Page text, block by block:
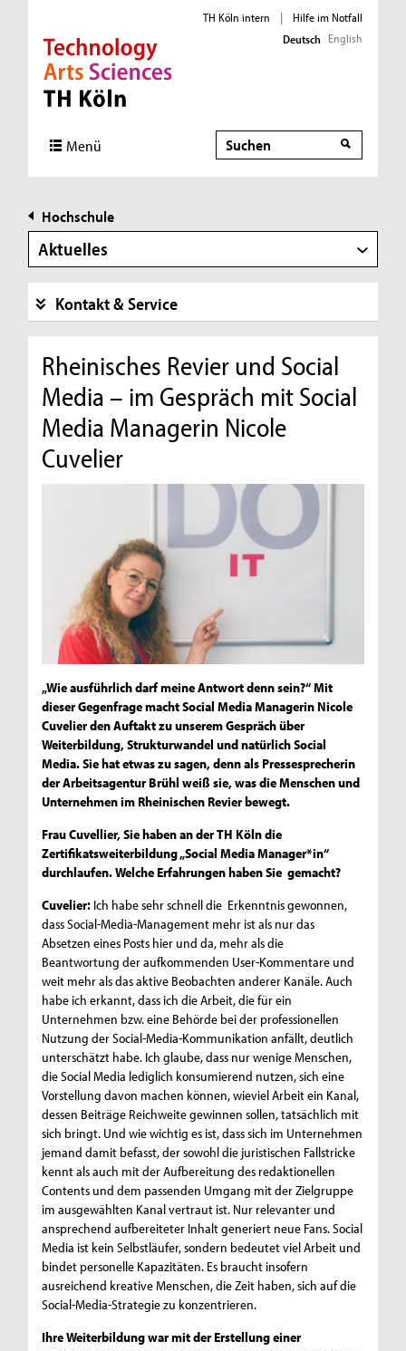
Direkt zur Hauptnavigation
Direkt zur Subnavigation
Direkt zum Inhalt
Direkt zum Fußbereich
TH Köln intern |
Hilfe im Notfall
Deutsch English
Menü Suche
Hochschule
Aktuelles
Kontakt & Service
Rheinisches Revier und Social
Media – im Gespräch mit Social
Media Managerin Nicole
Cuvelier
„Wie ausführlich darf meine Antwort denn sein?“ Mit
dieser Gegenfrage macht Social Media Managerin Nicole
Cuvelier den Auftakt zu unserem Gespräch über
Weiterbildung, Strukturwandel und natürlich Social
Media. Sie hat etwas zu sagen, denn als Pressesprecherin
der Arbeitsagentur Brühl weiß sie, was die Menschen und
Unternehmen im Rheinischen Revier bewegt.
Frau Cuvellier, Sie haben an der TH Köln die
Zertifikatsweiterbildung „Social Media Manager*in“
durchlaufen. Welche Erfahrungen haben Sie gemacht?
Cuvelier: Ich habe sehr schnell die Erkenntnis gewonnen,
dass Social-Media-Management mehr ist als nur das
Absetzen eines Posts hier und da, mehr als die
Beantwortung der aufkommenden User-Kommentare und
weit mehr als das aktive Beobachten anderer Kanäle. Auch
habe ich erkannt, dass ich die Arbeit, die für ein
Unternehmen bzw. eine Behörde bei der professionellen
Nutzung der Social-Media-Kommunikation anfällt, deutlich
unterschätzt habe. Ich glaube, dass nur wenige Menschen,
die Social Media lediglich konsumierend nutzen, sich eine
Vorstellung davon machen können, wieviel Arbeit ein Kanal,
dessen Beiträge Reichweite gewinnen sollen, tatsächlich mit
sich bringt. Und wie wichtig es ist, dass sich im Unternehmen
jemand damit befasst, der sowohl die juristischen Fallstricke
kennt als auch mit der Aufbereitung des redaktionellen
Contents und dem passenden Umgang mit der Zielgruppe
im ausgewählten Kanal vertraut ist. Nur relevanter und
ansprechend aufbereiteter Inhalt generiert neue Fans. Social
Media ist kein Selbstläufer, sondern bedeutet viel Arbeit und
bindet personelle Kapazitäten. Es braucht insofern
ausreichend kreative Menschen, die Zeit haben, sich auf die
Social-Media-Strategie zu konzentrieren.
Ihre Weiterbildung war mit der Erstellung einer